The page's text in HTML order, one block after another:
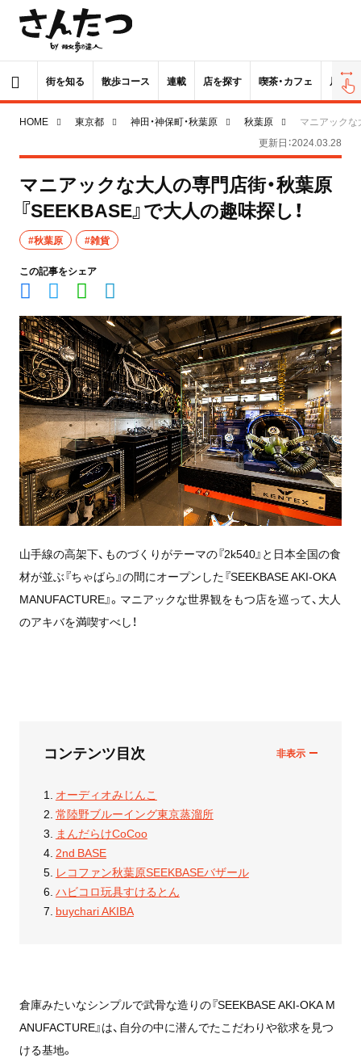
街を知る 散歩コース 連載 店を探す 喫茶・カフェ 居酒屋
HOME 東京都 神田・神保町・秋葉原 秋葉原
マニアックな
更新日：2024.03.28
マニアックな大人の専門店街・秋葉原
『SEEKBASE』で大人の趣味探し！
#秋葉原 #雑貨
この記事をシェア
山手線の高架下、ものづくりがテーマの『2k540』と日本全国の食
材が並ぶ『ちゃばら』の間にオープンした『SEEKBASE AKI-OKA
MANUFACTURE』。マニアックな世界観をもつ店を巡って、大人
のアキバを満喫すべし！
コンテンツ目次
オーディオみじんこ
常陸野ブルーイング東京蒸溜所
まんだらけCoCoo
2nd BASE
レコファン秋葉原SEEKBASEバザール
ハビコロ玩具すけるとん
buychari AKIBA
倉庫みたいなシンプルで武骨な造りの『SEEKBASE AKI-OKA M
ANUFACTURE』は、自分の中に潜んでたこだわりや欲求を見つ
ける基地。